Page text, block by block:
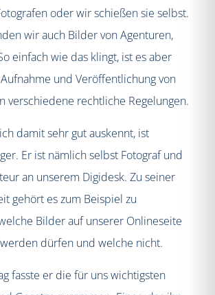
oder wir schießen sie selbst.
wir auch Bilder von Agenturen,
einfach wie das klingt, ist es aber
und Veröffentlichung von
verschiedene rechtliche Regelungen.
damit sehr gut auskennt, ist
Er ist nämlich selbst Fotograf und
an unserem Digidesk. Zu seiner
gehört es zum Beispiel zu
Bilder auf unserer Onlineseite
dürfen und welche nicht.
fasste er die für uns wichtigsten